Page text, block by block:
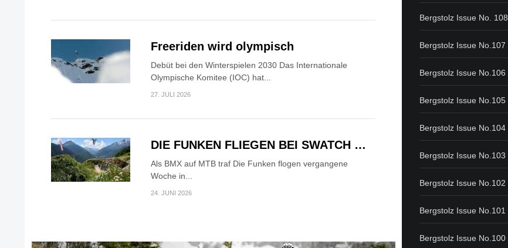
Freeriden wird olympisch
Debüt bei den Winterspielen 2030 Das Internationale
Olympische Komitee (IOC) hat...
27. JULI 2026
DIE FUNKEN FLIEGEN BEI SWATCH …
Als BMX auf MTB traf Die Funken flogen vergangene
Woche in...
24. JUNI 2026
Bergstolz Issue No. 108
Bergstolz Issue No.107
Bergstolz Issue No.106
Bergstolz Issue No.105
Bergstolz Issue No.104
Bergstolz Issue No.103
Bergstolz Issue No.102
Bergstolz Issue No.101
Bergstolz Issue No.100